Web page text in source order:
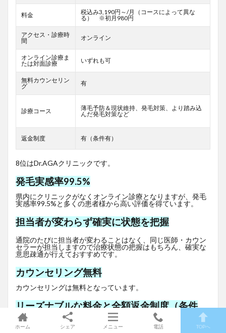
料金
税込み3,190円～/月（コースによって異な
る） ※初月980円
アクセス・診療時
間
オンライン
オンライン診療ま
たは対面診療
いずれも可
無料カウンセリン
グ
有
診療コース
薄毛予防＆現状維持、発毛対策、より踏み込
んだ発毛対策など
返金制度 有（条件有）
8位はDr.AGAクリニックです。
発毛実感率99.5%
県内にクリニックがなくオンライン診療となりますが、発毛
実感率99.5%と多くの患者様から高い評価を得ています。
担当者が変わらず確実に状態を把握
通院のたびに担当者が変わることはなく、同じ医師・カウン
セラーが担当しますので治療状態の把握はもちろん、確実な
意思疎通が行えておすすめです。
カウンセリング無料
カウンセリングは無料となっています。
リーズナブルな料金と全額返金制度（条件
有）
初月980円（一例）と非常にリーズナブルな価格で、さらに
ホーム シェア メニュー 電話 TOPへ